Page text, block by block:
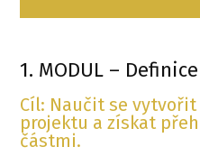
1. MODUL –
Cíl: Naučit se
projektu a získat
částmi.